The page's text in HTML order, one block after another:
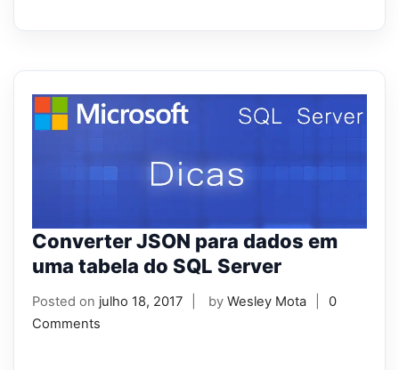
Converter JSON para dados em
uma tabela do SQL Server
Posted on julho 18, 2017 by Wesley Mota
0
Comments